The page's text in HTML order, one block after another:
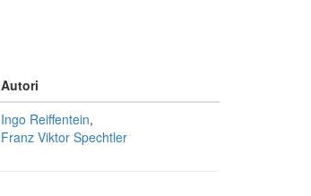
Autori
Ingo Reiffentein,
Franz Viktor Spechtler